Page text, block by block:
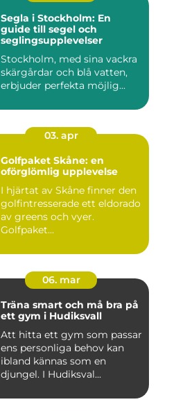
Segla i Stockholm: En
guide till segel och
seglingsupplevelser
Stockholm, med sina vackra
skärgårdar och blå vatten,
erbjuder perfekta möjlig...
03. apr
Golfpaket Skåne: en
oförglömlig upplevelse
I hjärtat av Skåne finner den
golfintresserade ett eldorado
av greens och vyer.
Golfpaket...
06. mar
Träna smart och må bra på
ett gym i Hudiksvall
Att hitta ett gym som passar
ens personliga behov kan
ibland kännas som en
djungel. I Hudiksval...